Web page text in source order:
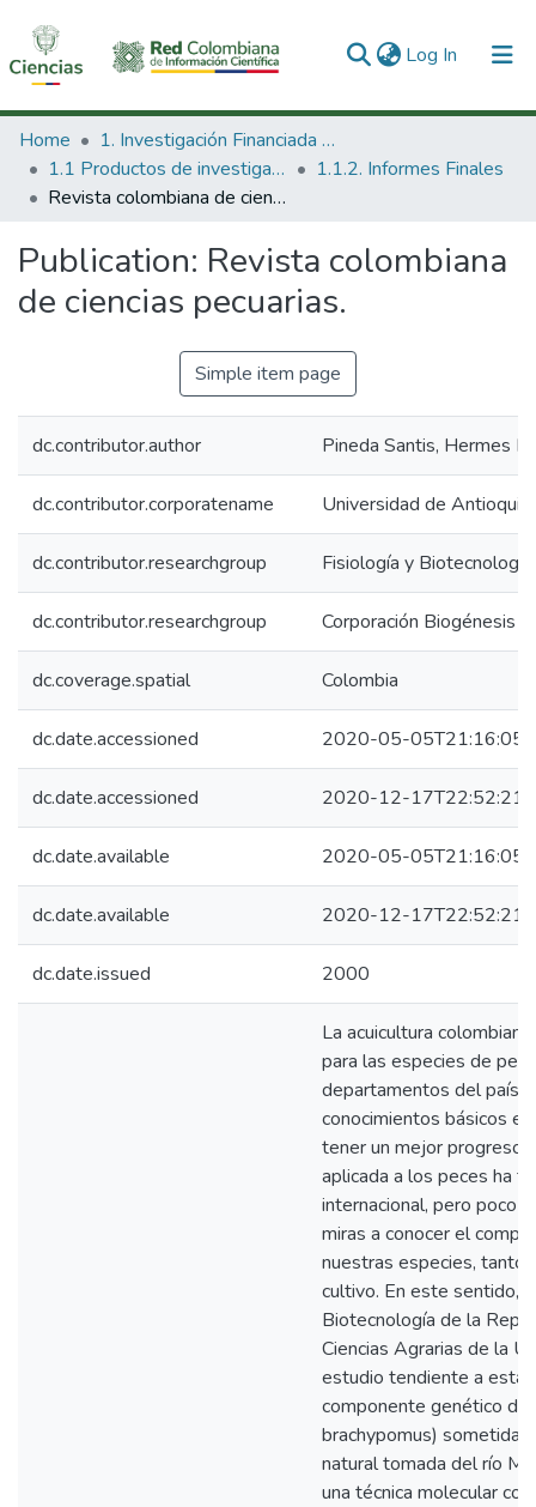
Log In (current)
Communities & Collections
All of DSpace
Home
1. Investigación Financiada con Recursos Públicos
1.1 Productos de investigación
1.1.2. Informes Finales
Revista colombiana de ciencias pecuarias.
Publication: Revista colombiana
de ciencias pecuarias.
Simple item page
dc.contributor.author Pineda Santis, Hermes
dc.contributor.corporatename Universidad de Antioquia
dc.contributor.researchgroup Fisiología y
dc.contributor.researchgroup Corporación Biogénesis
dc.coverage.spatial Colombia
dc.date.accessioned 2020-05-05T21:16:05Z
dc.date.accessioned 2020-12-17T22:52:21Z
dc.date.available 2020-05-05T21:16:05Z
dc.date.available 2020-12-17T22:52:21Z
dc.date.issued 2000
La acuicultura
para las especies de
departamentos del país,
conocimientos básicos
tener un mejor progreso
aplicada a los peces ha
internacional, pero poco
miras a conocer el
nuestras especies, tanto
cultivo. En este sentido,
Biotecnología de la
Ciencias Agrarias de la
estudio tendiente a
componente genético de
brachypomus) sometida
natural tomada del río
una técnica molecular